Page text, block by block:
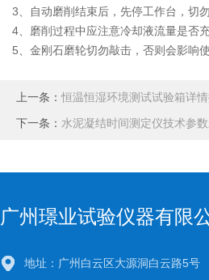
3、自动磨削结束后，先停工作台，切
4、磨削过程中应注意冷却液流量是否
5、金刚石磨轮切勿敲击，否则会影响
上一条： 恒温恒湿环境测试试验箱详
下一条： 水泥凝结时间测定仪技术参
广州璟业试验仪器有限
地址：广州白云区大源洞白云路5号